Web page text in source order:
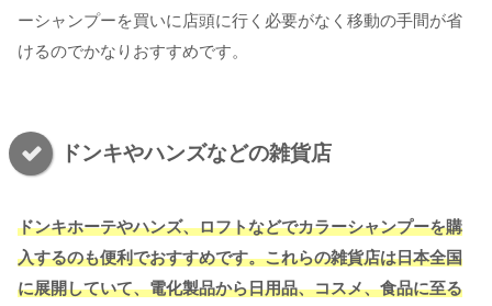
ーシャンプーを買いに店頭に行く必要がなく移動の手間が省
けるのでかなりおすすめです。
ドンキやハンズなどの雑貨店
ドンキホーテやハンズ、ロフトなどでカラーシャンプーを購
入するのも便利でおすすめです。これらの雑貨店は日本全国
に展開していて、電化製品から日用品、コスメ、食品に至る